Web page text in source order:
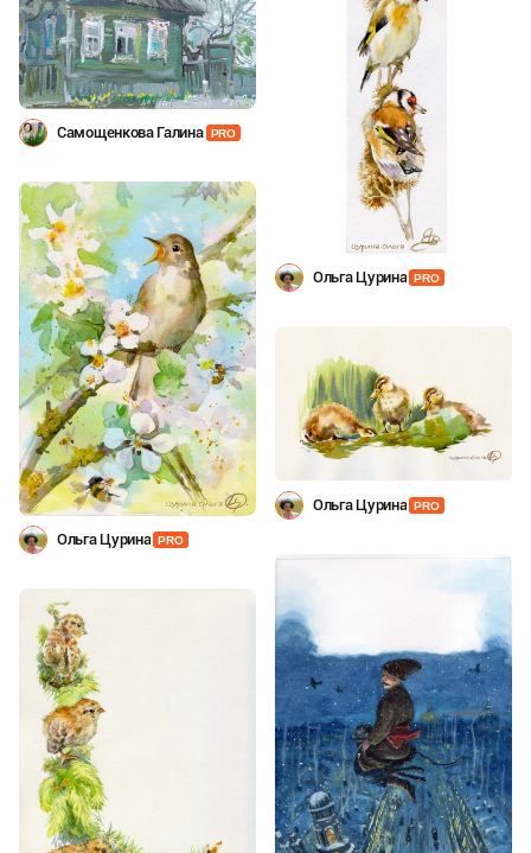
Самощенкова Галина PRO
Ольга Цурина PRO
Ольга Цурина PRO
Ольга Цурина PRO